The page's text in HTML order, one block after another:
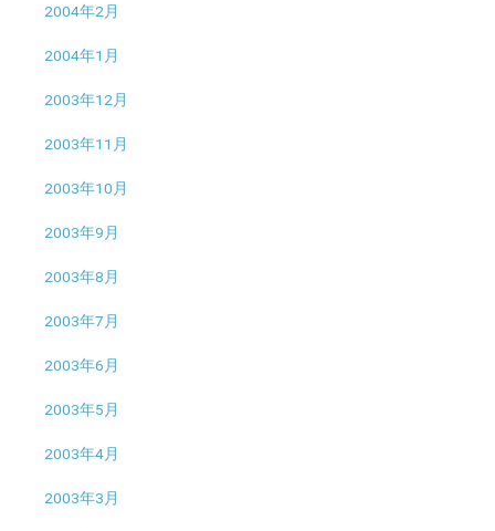
2004年2月
2004年1月
2003年12月
2003年11月
2003年10月
2003年9月
2003年8月
2003年7月
2003年6月
2003年5月
2003年4月
2003年3月